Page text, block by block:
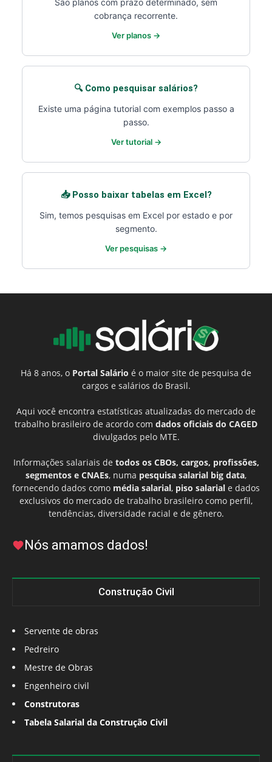
São planos com prazo determinado, sem
cobrança recorrente.
Ver planos →
🔍 Como pesquisar salários?
Existe uma página tutorial com exemplos passo a
passo.
Ver tutorial →
📥 Posso baixar tabelas em Excel?
Sim, temos pesquisas em Excel por estado e por
segmento.
Ver pesquisas →
Há 8 anos, o Portal Salário é o maior site de pesquisa de
cargos e salários do Brasil.
Aqui você encontra estatísticas atualizadas do mercado de
trabalho brasileiro de acordo com dados oficiais do CAGED
divulgados pelo MTE.
Informações salariais de todos os CBOs, cargos, profissões,
segmentos e CNAEs, numa pesquisa salarial big data,
fornecendo dados como média salarial, piso salarial e dados
exclusivos do mercado de trabalho brasileiro como perfil,
tendências, diversidade racial e de gênero.
Nós amamos dados!
Construção Civil
Servente de obras
Pedreiro
Mestre de Obras
Engenheiro civil
Construtoras
Tabela Salarial da Construção Civil